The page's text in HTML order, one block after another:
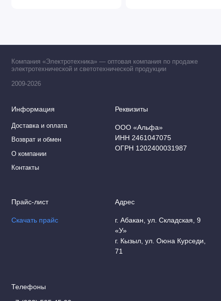
Компания «Электротехника» — оптовая компания по продаже
электротехнической и светотехнической продукции
2009-2026
Информация
Доставка и оплата
Возврат и обмен
О компании
Контакты
Реквизиты
ООО «Альфа»
ИНН 2461047075
ОГРН 1202400031987
Прайс-лист
Скачать прайс
Адрес
г. Абакан, ул. Складская, 9
«У»
г. Кызыл, ул. Оюна Курседи,
71
Телефоны